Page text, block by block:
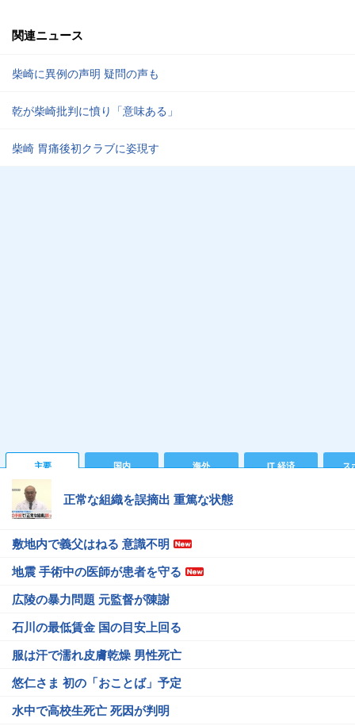
関連ニュース
柴崎に異例の声明 疑問の声も
乾が柴崎批判に憤り「意味ある」
柴崎 胃痛後初クラブに姿現す
主要 国内 海外 IT 経済 ス
正常な組織を誤摘出 重篤な状態
敷地内で義父はねる 意識不明
地震 手術中の医師が患者を守る
広陵の暴力問題 元監督が陳謝
石川の最低賃金 国の目安上回る
服は汗で濡れ皮膚乾燥 男性死亡
悠仁さま 初の「おことば」予定
水中で高校生死亡 死因が判明